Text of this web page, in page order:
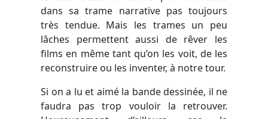
dans sa trame narrative pas toujours
très tendue. Mais les trames un peu
lâches permettent aussi de rêver les
films en même tant qu’on les voit, de les
reconstruire ou les inventer, à notre tour.
Si on a lu et aimé la bande dessinée, il ne
faudra pas trop vouloir la retrouver.